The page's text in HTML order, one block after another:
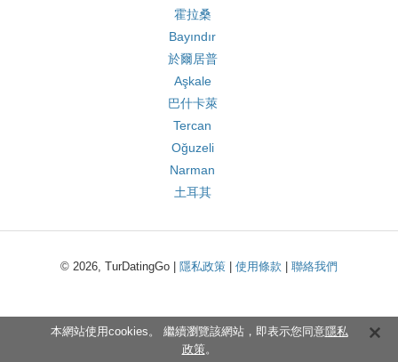
霍拉桑
Bayındır
於爾居普
Aşkale
巴什卡萊
Tercan
Oğuzeli
Narman
土耳其
© 2026, TurDatingGo | 隱私政策 使用條款 聯絡我們
本網站使用cookies。 繼續瀏覽該網站，即表示您同意隱私
政策。